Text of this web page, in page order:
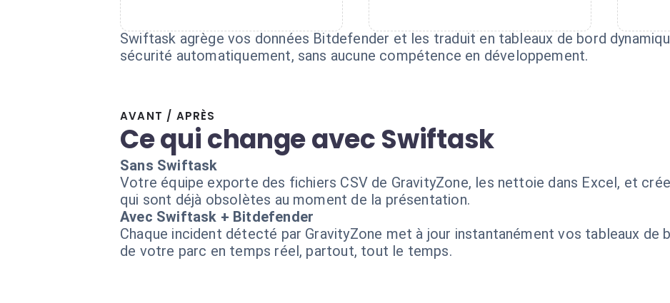
Swiftask agrège vos données Bitdefender et les traduit en tableaux de bord
sécurité automatiquement, sans aucune compétence en développement.
AVANT / APRÈS
Ce qui change avec Swiftask
Sans Swiftask
Votre équipe exporte des fichiers CSV de GravityZone, les nettoie dans Excel, et
qui sont déjà obsolètes au moment de la présentation.
Avec Swiftask + Bitdefender
Chaque incident détecté par GravityZone met à jour instantanément vos tableaux de
de votre parc en temps réel, partout, tout le temps.